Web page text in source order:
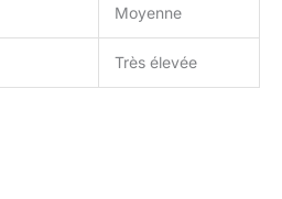
Moyenne
Très élevée